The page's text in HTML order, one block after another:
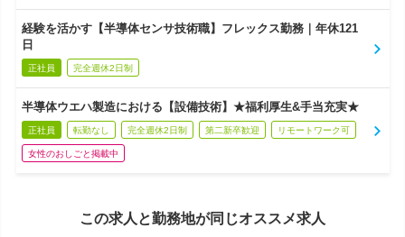
経験を活かす【半導体センサ技術職】フレックス勤務｜年休121
日
正社員 完全週休2日制
半導体ウエハ製造における【設備技術】★福利厚生&手当充実★
正社員 転勤なし 完全週休2日制 第二新卒歓迎 リモートワーク可
女性のおしごと掲載中
この求人と勤務地が同じオススメ求人